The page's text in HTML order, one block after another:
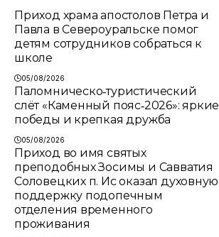
Приход храма апостолов Петра и
Павла в Североуральске помог
детям сотрудников собраться к
школе
05/08/2026
Паломническо‑туристический
слёт «Каменный пояс‑2026»: яркие
победы и крепкая дружба
05/08/2026
Приход во имя святых
преподобных Зосимы и Савватия
Соловецких п. Ис оказал духовную
поддержку подопечным
отделения временного
проживания